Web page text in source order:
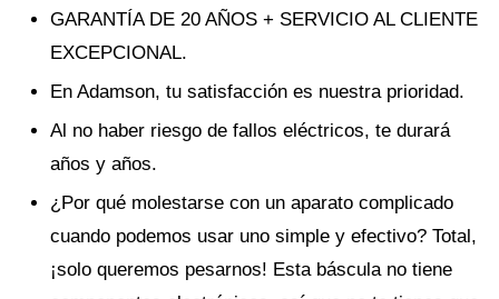
GARANTÍA DE 20 AÑOS + SERVICIO AL CLIENTE
EXCEPCIONAL.
En Adamson, tu satisfacción es nuestra prioridad.
Al no haber riesgo de fallos eléctricos, te durará
años y años.
¿Por qué molestarse con un aparato complicado
cuando podemos usar uno simple y efectivo? Total,
¡solo queremos pesarnos! Esta báscula no tiene